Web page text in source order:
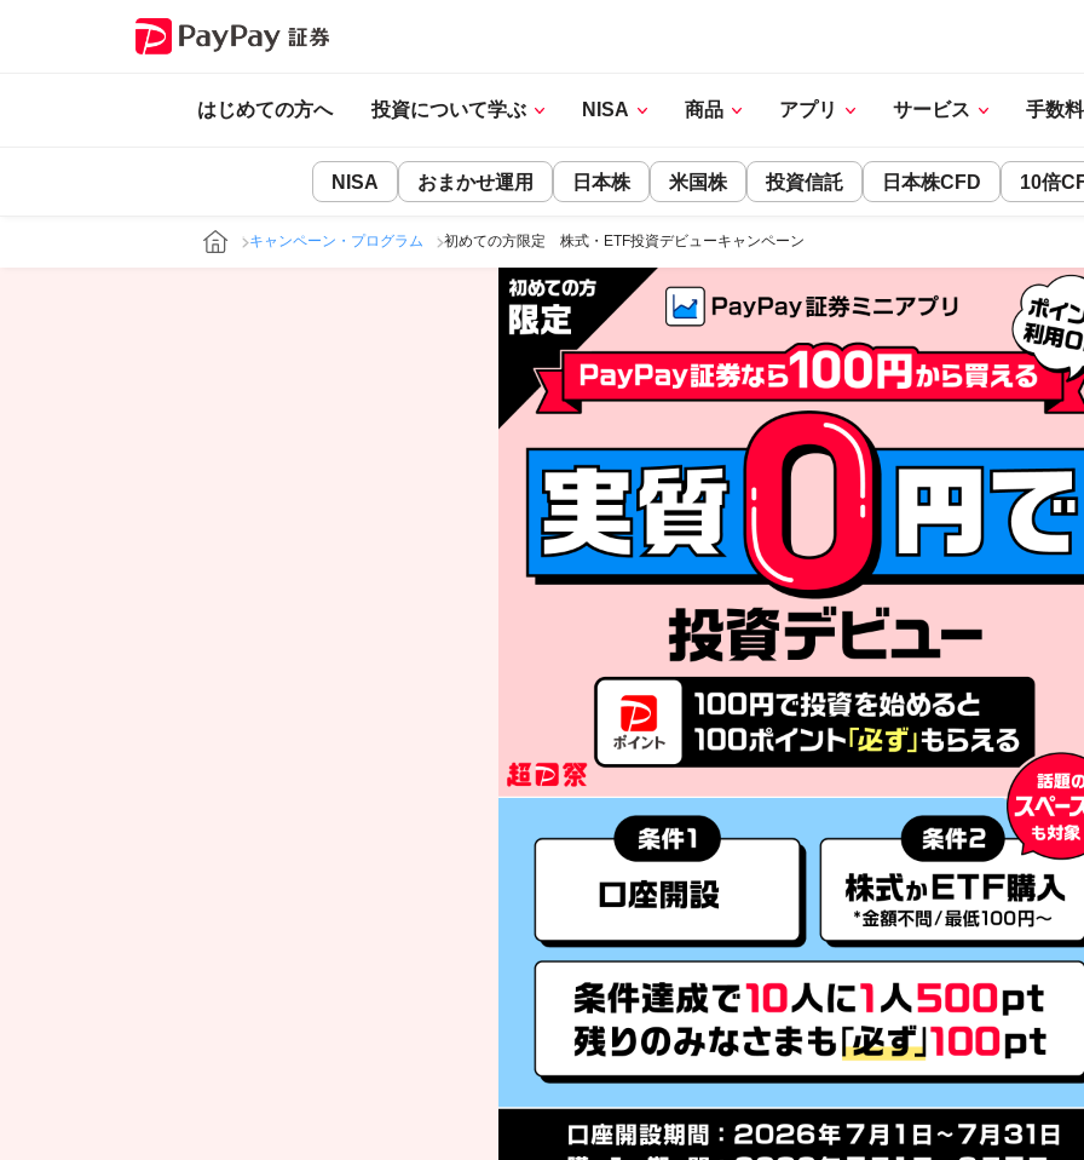
はじめての方へ 投資について学ぶ NISA 商品 アプリ サービス 手数料
NISA おまかせ運用 日本株 米国株 投資信託 日本株CFD 10倍
キャンペーン・プログラム 初めての方限定 株式・ETF投資デビューキャンペーン